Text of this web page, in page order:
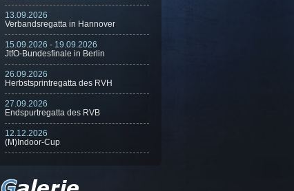
13.09.2026
Verbandsregatta in Hannover
15.09.2026 - 19.09.2026
JtfO-Bundesfinale in Berlin
26.09.2026
Herbstsprintregatta des RVH
27.09.2026
Endspurtregatta des RVB
12.12.2026
(M)Indoor-Cup